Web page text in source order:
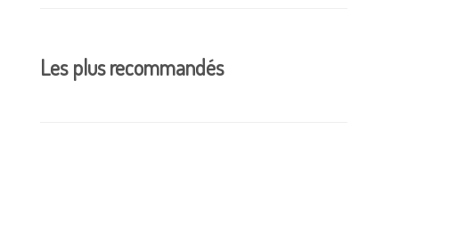
Les plus recommandés